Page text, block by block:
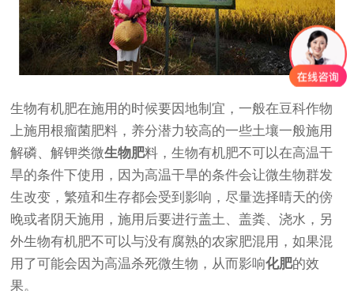
生物有机肥在施用的时候要因地制宜，一般在豆科作物
上施用根瘤菌肥料，养分潜力较高的一些土壤一般施用
解磷、解钾类微生物肥料，生物有机肥不可以在高温干
旱的条件下使用，因为高温干旱的条件会让微生物群发
生改变，繁殖和生存都会受到影响，尽量选择晴天的傍
晚或者阴天施用，施用后要进行盖土、盖粪、浇水，另
外生物有机肥不可以与没有腐熟的农家肥混用，如果混
用了可能会因为高温杀死微生物，从而影响化肥的效
果。